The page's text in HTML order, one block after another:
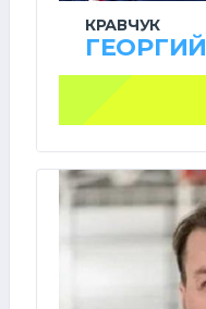
КРАВЧУК
ГЕОРГИЙ